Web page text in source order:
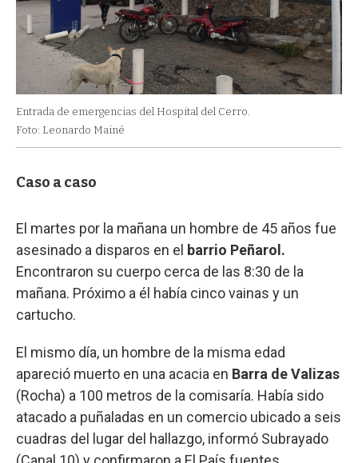
Entrada de emergencias del Hospital del Cerro.
Foto: Leonardo Mainé
Caso a caso
El martes por la mañana un hombre de 45 años fue
asesinado a disparos en el barrio Peñarol.
Encontraron su cuerpo cerca de las 8:30 de la
mañana. Próximo a él había cinco vainas y un
cartucho.
El mismo día, un hombre de la misma edad
apareció muerto en una acacia en Barra de Valizas
(Rocha) a 100 metros de la comisaría. Había sido
atacado a puñaladas en un comercio ubicado a seis
cuadras del lugar del hallazgo, informó Subrayado